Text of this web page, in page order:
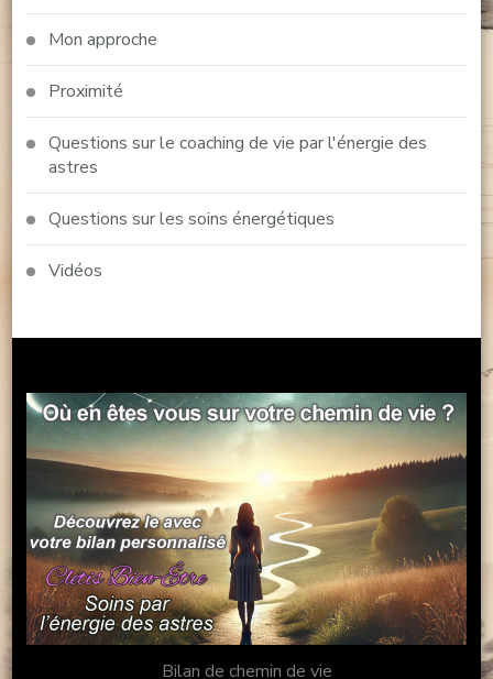
Mon approche
Proximité
Questions sur le coaching de vie par l'énergie des
astres
Questions sur les soins énergétiques
Vidéos
Bilan de chemin de vie